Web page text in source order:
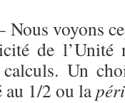
Nous voyons
de l’Unité
calculs. Un
au 1/2 ou la